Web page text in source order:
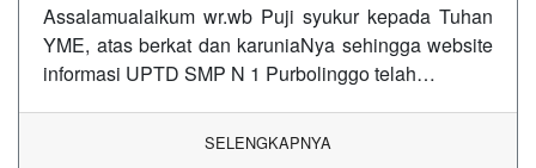
Assalamualaikum wr.wb Puji syukur kepada Tuhan
YME, atas berkat dan karuniaNya sehingga website
informasi UPTD SMP N 1 Purbolinggo telah…
SELENGKAPNYA